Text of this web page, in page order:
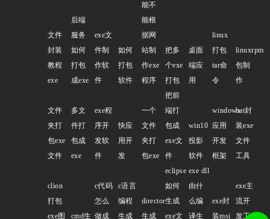
文件
封装
教程
exe
后端
服务
如何
打包
成exe
exe文
件制
作软
件
如何
打包
软件
能不
能根
据网
站制
作exe
程序
把多
个exe
打包
桌面
端应
用
linux
打包
tar命
令
linuxrpm
包制
作
文件
夹打
包exe
文件
多文
件打
包成
exe
exe程
序开
发软
件
快应
用开
发
一个
文件
夹打
包exe
把前
端打
包成
exe文
件
win10
投影
软件
windows
应用
开发
框架
bat封
装exe
文件
工具
clion
打包
exe图
cmd生
c代码
怎么
做成
c语言
编程
生成
director
生成
eclipse
如何
生成
exe文
exe dll
由什
么编
译生
exe封
装msi
exe主
流开
发工